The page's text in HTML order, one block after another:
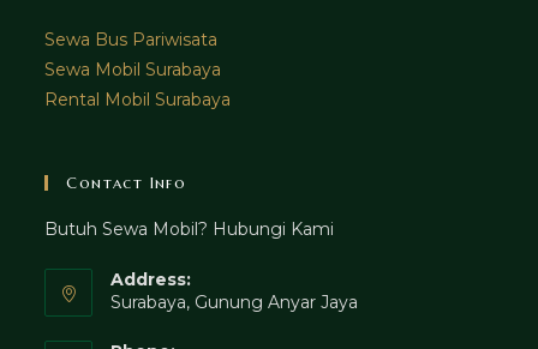
Sewa Bus Pariwisata
Sewa Mobil Surabaya
Rental Mobil Surabaya
Contact Info
Butuh Sewa Mobil? Hubungi Kami
Address:
Surabaya, Gunung Anyar Jaya